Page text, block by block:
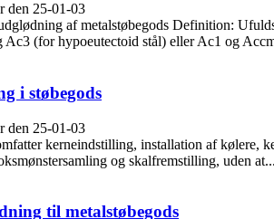
den 25-01-03
af metalstøbegods Definition:
Ac3 (for hypoeutectoid stål) eller Ac1 og
i støbegods
den 25-01-03
kerneindstilling, installation af kølere,
og skalfremstilling, uden at...
til metalstøbegods